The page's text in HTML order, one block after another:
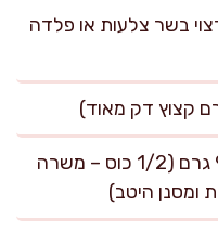
– 600 גרם (רצוי בשר צלעות או פלדה
אורז עגול (לא מבושל) – 90 גרם (1/2 כוס – משרה